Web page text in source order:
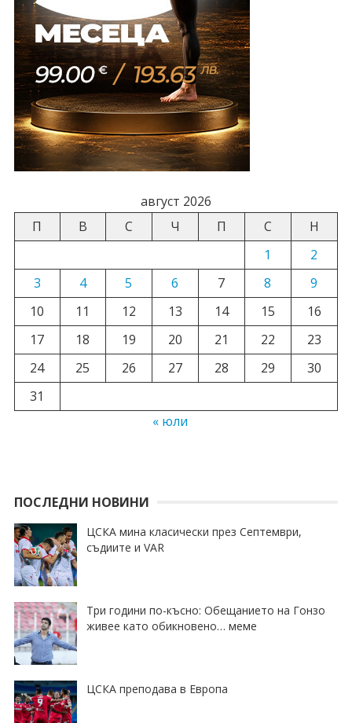
август 2026
П
В С Ч П С
Н
1
2
3
4 5 6 7 8
9
10
11 12 13 14 15
16
17
18 19 20 21 22
23
24
25 26 27 28 29
30
31
« юли
ПОСЛЕДНИ НОВИНИ
ЦСКА мина класически през Септември,
съдиите и VAR
Три години по-късно: Обещанието на Гонзо
живее като обикновено… меме
ЦСКА преподава в Европа